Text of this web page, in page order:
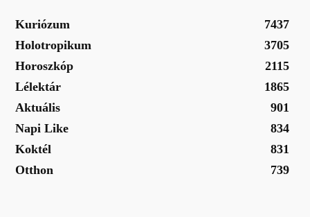
Kuriózum
7437
Holotropikum
3705
Horoszkóp
2115
Lélektár
1865
Aktuális
901
Napi Like
834
Koktél
831
Otthon
739